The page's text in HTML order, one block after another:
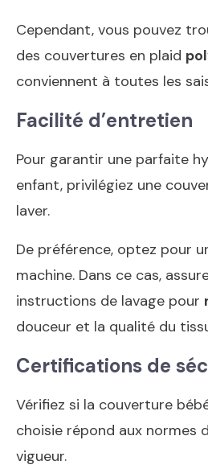
Cependant, vous pouvez
des couvertures en plaid
conviennent à toutes les
Facilité d’entretien
Pour garantir une parfaite
enfant, privilégiez une
laver.
De préférence, optez pour
machine. Dans ce cas,
instructions de lavage pour
douceur et la qualité du
Certifications de
Vérifiez si la couverture
choisie répond aux normes
vigueur.